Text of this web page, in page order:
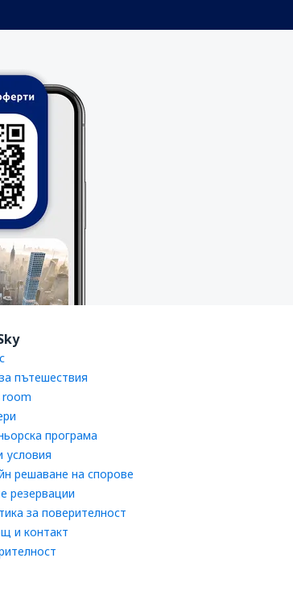
пътешествия
room
програма
решаване на спорове
резервации
за поверителност
и контакт